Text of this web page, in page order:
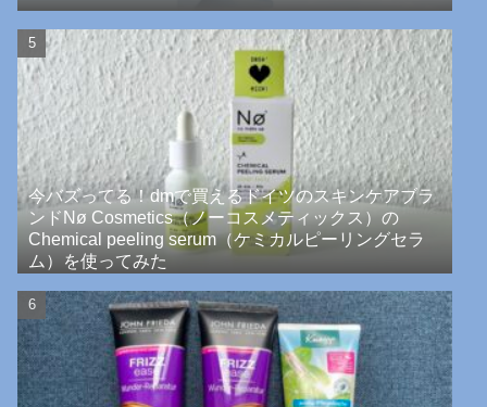
今バズってる！dmで買えるドイツのスキンケアブラ
ンドNø Cosmetics（ノーコスメティックス）の
Chemical peeling serum（ケミカルピーリングセラ
ム）を使ってみた